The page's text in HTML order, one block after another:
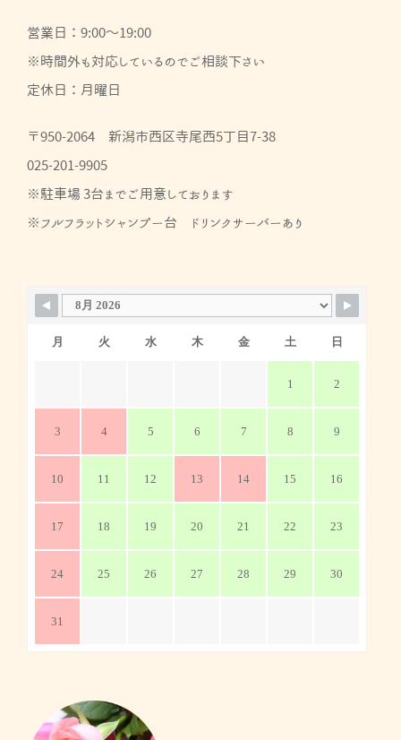
営業日：9:00～19:00
※時間外も対応しているのでご相談下さい
定休日：月曜日
〒950-2064 新潟市西区寺尾西5丁目7-38
025-201-9905
※駐車場 3台までご用意しております
※フルフラットシャンプー台 ドリンクサーバーあり
月 火 水 木 金 土 日
1 2
3 4 5 6 7 8 9
10 11 12 13 14 15 16
17 18 19 20 21 22 23
24 25 26 27 28 29 30
31